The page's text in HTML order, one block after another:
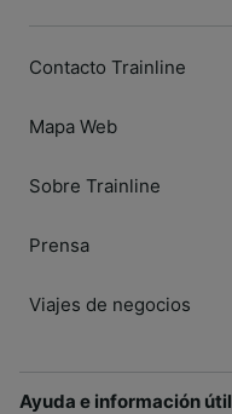
Contacto Trainline
Mapa Web
Sobre Trainline
Prensa
Viajes de negocios
Ayuda e información útil